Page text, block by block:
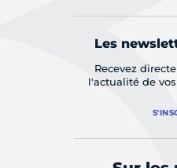
Les
Recevez
l'actualité de